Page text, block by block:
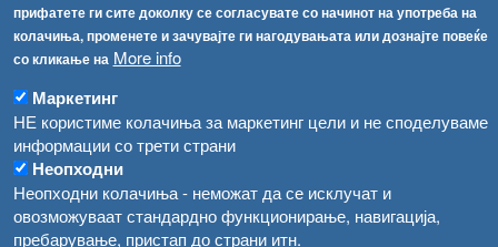
прифатете ги сите доколку се согласувате со начинот на употреба на
колачиња, променете и зачувајте ги нагодувањата или дознајте повеќе
со кликање на More info
Маркетинг
НЕ користиме колачиња за маркетинг цели и не споделуваме
информации со трети страни
Неопходни
Неопходни колачиња - неможат да се исклучат и
овозможуваат стандардно функционирање, навигација,
пребарување, пристап до страни итн.
[АХВ-претходна страна]
Соопштенија
Високите температури ризик од труење со храна, опасни се и за животните
Водата во Гостивар може да се користи како техничка, продолжува испораката на флаширана вода
Во Гостивар спроведени 70 вонредни контроли
Навигација
Регистри
Обрасци
Забрани
Огласи